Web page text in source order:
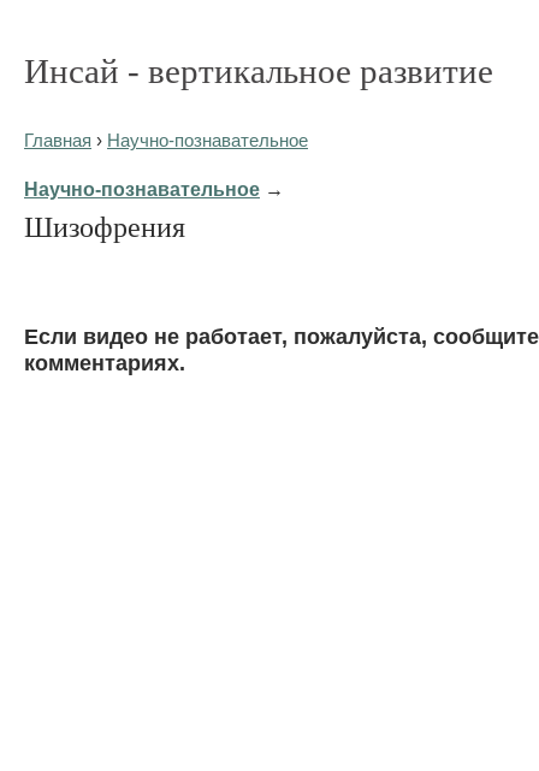
Инсай - вертикальное развитие
Главная › Научно-познавательное
Научно-познавательное →
Шизофрения
Eсли видео не работает, пожалуйста,
комментариях.